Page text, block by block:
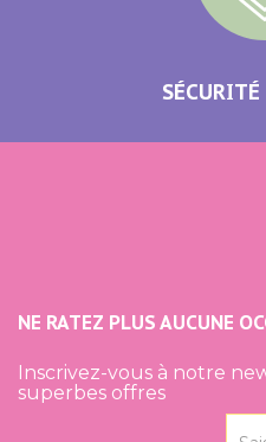
NE RATEZ PLUS AUCUNE
Inscrivez-vous à notre
superbes offres